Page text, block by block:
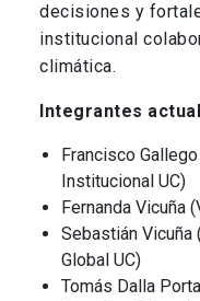
decisiones y
institucional
climática.
Integrantes
Francisco
Institucional UC)
Fernanda Vicuña
Sebastián Vicuña
Global UC)
Tomás Dalla